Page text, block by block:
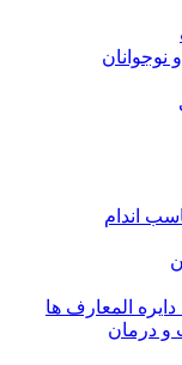
اندام
المعارف ها
و درمان